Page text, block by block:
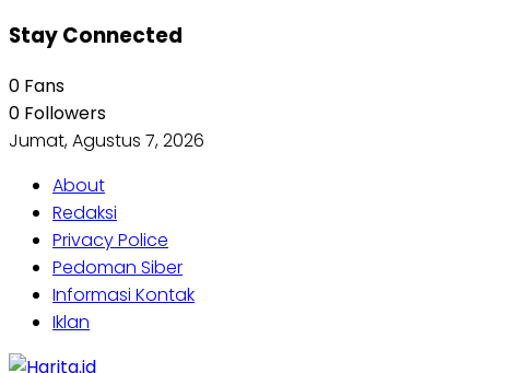
Stay Connected
0 Fans
0 Followers
Jumat, Agustus 7, 2026
About
Redaksi
Privacy Police
Pedoman Siber
Informasi Kontak
Iklan